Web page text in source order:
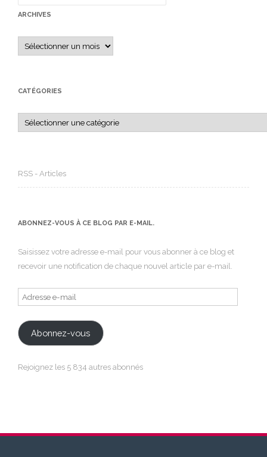
ARCHIVES
Archives
CATÉGORIES
Catégories
RSS - Articles
ABONNEZ-VOUS À CE BLOG PAR E-MAIL.
Saisissez votre adresse e-mail pour vous abonner à ce blog et
recevoir une notification de chaque nouvel article par e-mail.
Adresse
e-
mail
Abonnez-vous
Rejoignez les 5 834 autres abonnés